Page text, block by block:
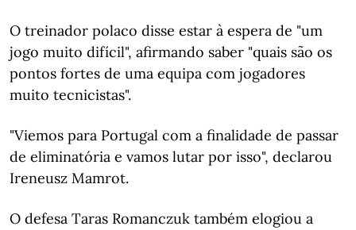
O treinador polaco disse estar à espera de "um
jogo muito difícil", afirmando saber "quais são os
pontos fortes de uma equipa com jogadores
muito tecnicistas".
"Viemos para Portugal com a finalidade de passar
de eliminatória e vamos lutar por isso", declarou
Ireneusz Mamrot.
O defesa Taras Romanczuk também elogiou a